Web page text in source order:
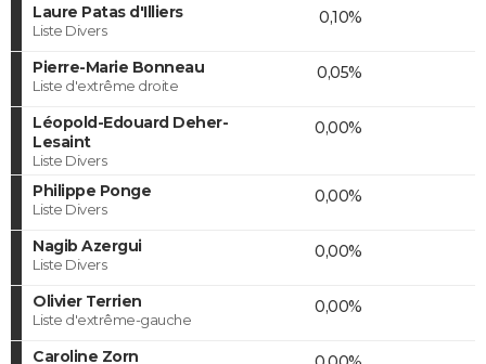
Laure Patas d'Illiers
Liste Divers
0,10%
Pierre-Marie Bonneau
Liste d'extrême droite
0,05%
Léopold-Edouard Deher-
Lesaint
Liste Divers
0,00%
Philippe Ponge
Liste Divers
0,00%
Nagib Azergui
Liste Divers
0,00%
Olivier Terrien
Liste d'extrême-gauche
0,00%
Caroline Zorn